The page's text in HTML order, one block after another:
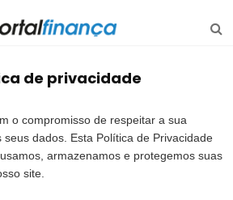
de privacidade
o compromisso de respeitar a sua
dados. Esta Política de Privacidade
armazenamos e protegemos suas
site.